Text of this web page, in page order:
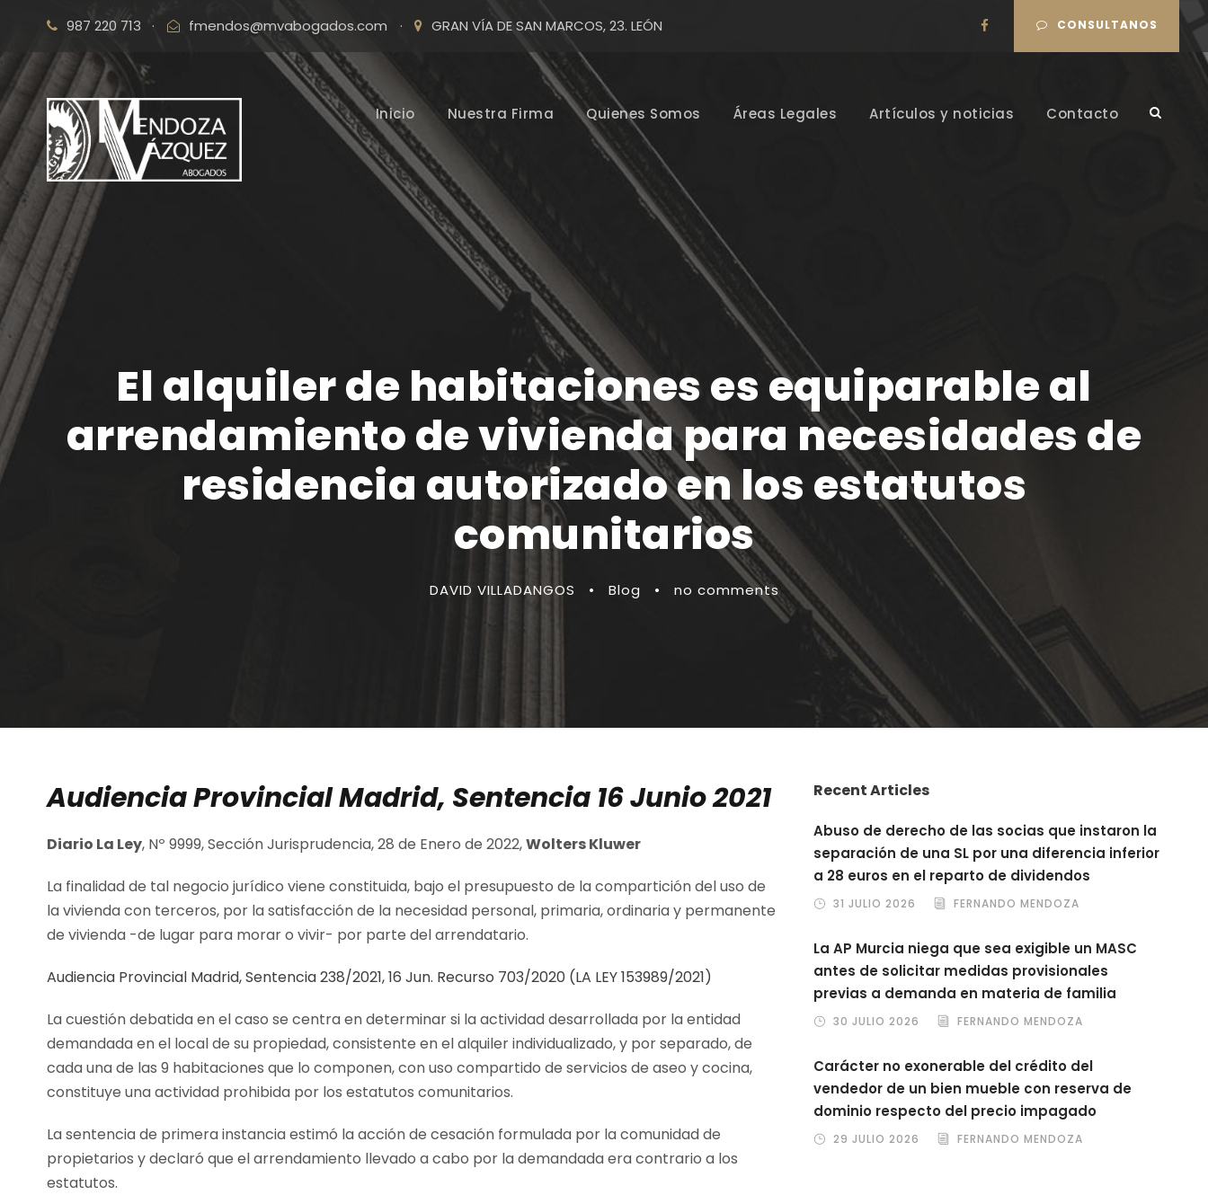
987 220 713 · fmendos@mvabogados.com · GRAN VÍA DE SAN MARCOS, 23. LEÓN CONSULTANOS
Inicio Nuestra Firma Quienes Somos Áreas Legales Artículos y noticias Contacto
El alquiler de habitaciones es equiparable al
arrendamiento de vivienda para necesidades de
residencia autorizado en los estatutos
comunitarios
DAVID VILLADANGOS • Blog • no comments
Audiencia Provincial Madrid, Sentencia 16 Junio 2021
Diario La Ley, Nº 9999, Sección Jurisprudencia, 28 de Enero de 2022,Wolters Kluwer
La finalidad de tal negocio jurídico viene constituida, bajo el presupuesto de la compartición del uso de
la vivienda con terceros, por la satisfacción de la necesidad personal, primaria, ordinaria y permanente
de vivienda -de lugar para morar o vivir- por parte del arrendatario.
Audiencia Provincial Madrid, Sentencia 238/2021, 16 Jun. Recurso 703/2020 (LA LEY 153989/2021)
La cuestión debatida en el caso se centra en determinar si la actividad desarrollada por la entidad
demandada en el local de su propiedad, consistente en el alquiler individualizado, y por separado, de
cada una de las 9 habitaciones que lo componen, con uso compartido de servicios de aseo y cocina,
constituye una actividad prohibida por los estatutos comunitarios.
La sentencia de primera instancia estimó la acción de cesación formulada por la comunidad de
propietarios y declaró que el arrendamiento llevado a cabo por la demandada era contrario a los
estatutos.
Recent Articles
Abuso de derecho de las socias que instaron la
separación de una SL por una diferencia inferior
a 28 euros en el reparto de dividendos
31 JULIO 2026 FERNANDO MENDOZA
La AP Murcia niega que sea exigible un MASC
antes de solicitar medidas provisionales
previas a demanda en materia de familia
30 JULIO 2026 FERNANDO MENDOZA
Carácter no exonerable del crédito del
vendedor de un bien mueble con reserva de
dominio respecto del precio impagado
29 JULIO 2026 FERNANDO MENDOZA